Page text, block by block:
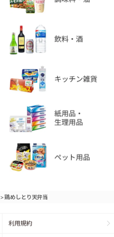
>鶏めしとり天弁当
利用規約